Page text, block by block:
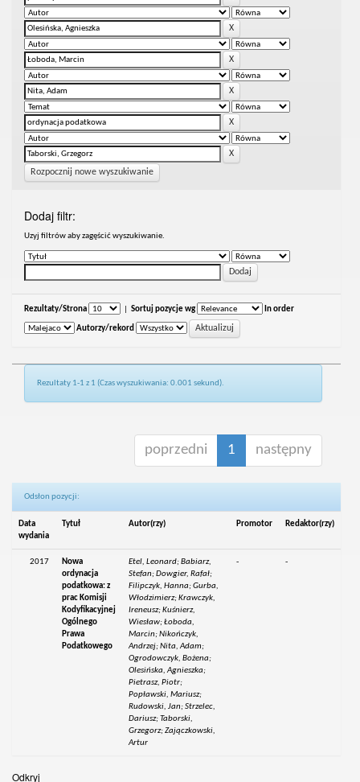
Rozpocznij nowe wyszukiwanie
Dodaj filtr:
Uzyj filtrów aby zagęścić wyszukiwanie.
Rezultaty/Strona Sortuj pozycje wg In order
Autorzy/rekord
Rezultaty 1-1 z 1 (Czas wyszukiwania: 0.001 sekund).
poprzedni 1 następny
Odsłon pozycji:
Data
wydania
Tytuł Autor(rzy) Promotor Redaktor(rzy)
2017
Nowa
ordynacja
podatkowa: z
prac Komisji
Kodyfikacyjnej
Ogólnego
Prawa
Podatkowego
Etel, Leonard; Babiarz,
Stefan; Dowgier, Rafał;
Filipczyk, Hanna; Gurba,
Włodzimierz; Krawczyk,
Ireneusz; Kuśnierz,
Wiesław; Łoboda,
Marcin; Nikończyk,
Andrzej; Nita, Adam;
Ogrodowczyk, Bożena;
Olesińska, Agnieszka;
Pietrasz, Piotr;
Popławski, Mariusz;
Rudowski, Jan; Strzelec,
Dariusz; Taborski,
Grzegorz; Zajączkowski,
Artur
- -
Odkryj